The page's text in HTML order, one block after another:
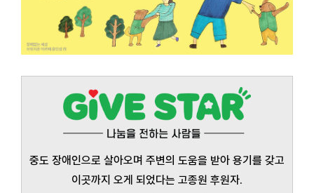
중도 장애인으로 살아오며 주변의 도움을 받아 용기를 갖고
이곳까지 오게 되었다는 고종원 후원자.